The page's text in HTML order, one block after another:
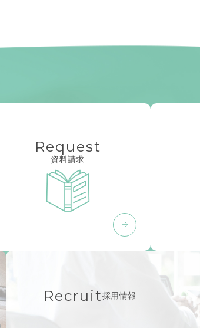
Request
資料請求
Recruit採用情報